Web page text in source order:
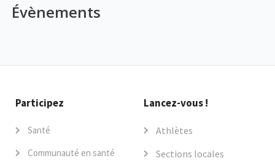
Évènements
Participez
Santé
Communauté en santé
Lancez-vous !
Athlètes
Sections locales